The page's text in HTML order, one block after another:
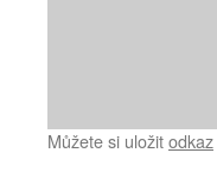
Můžete si uložitodkaz